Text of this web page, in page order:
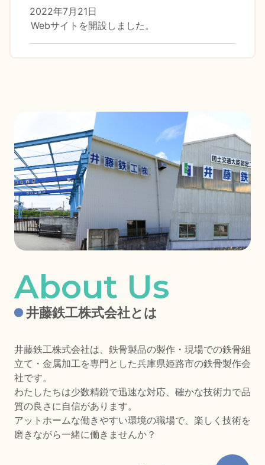
2022年7月21日
Webサイトを開設しました。
井藤鉄工株式会社とは
井藤鉄工株式会社は、鉄骨製品の製作・現場での鉄骨組
立て・金属加工を専門とした兵庫県姫路市の鉄骨製作会
社です。
わたしたちは少数精鋭で迅速な対応、確かな技術力で品
質の良さに自信があります。
アットホームな働きやすい環境の職場で、楽しく技術を
磨きながら一緒に働きませんか？